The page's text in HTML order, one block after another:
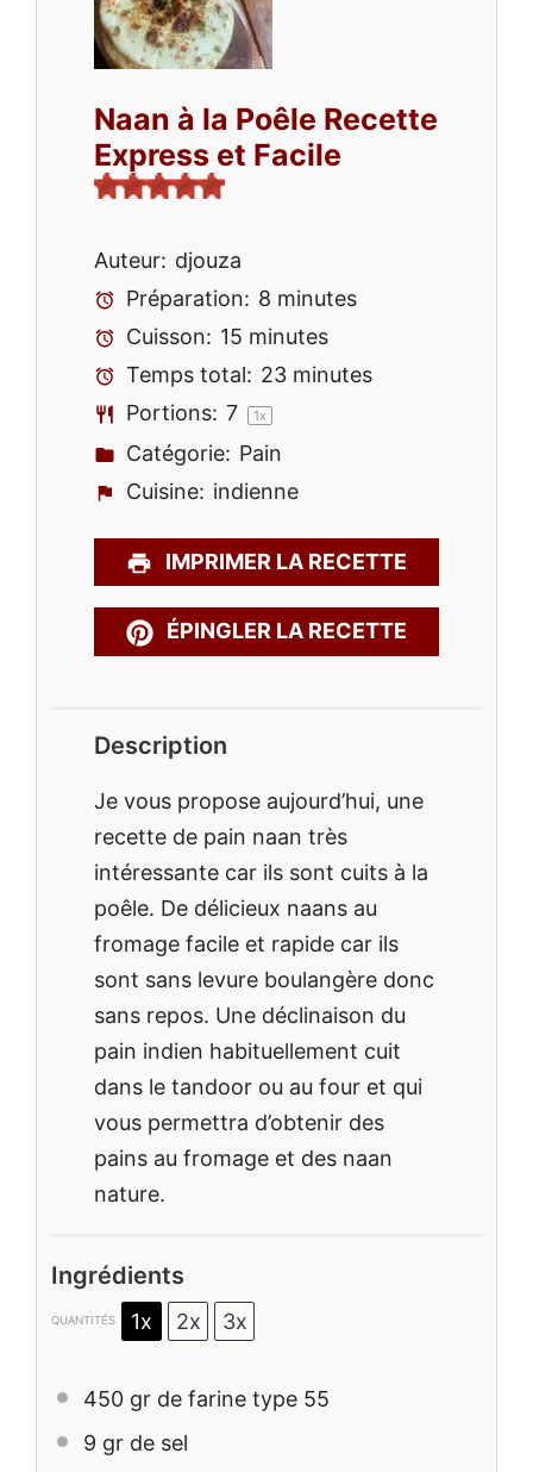
Naan à la Poêle Recette
Express et Facile
Auteur: djouza
Préparation: 8 minutes
Cuisson: 15 minutes
Temps total: 23 minutes
Portions: 7 1x
Catégorie: Pain
Cuisine: indienne
IMPRIMER LA RECETTE
ÉPINGLER LA RECETTE
Description
Je vous propose aujourd’hui, une
recette de pain naan très
intéressante car ils sont cuits à la
poêle. De délicieux naans au
fromage facile et rapide car ils
sont sans levure boulangère donc
sans repos. Une déclinaison du
pain indien habituellement cuit
dans le tandoor ou au four et qui
vous permettra d’obtenir des
pains au fromage et des naan
nature.
Ingrédients
QUANTITÉS 1x 2x 3x
450 gr de farine type 55
9 gr de sel